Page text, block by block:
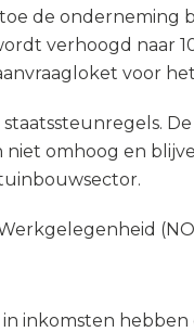
de onderneming
verhoogd naar
voor
omhoog en
inkomsten